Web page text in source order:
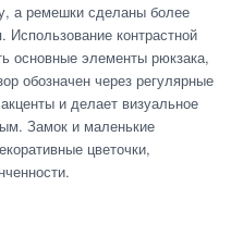
а ремешки сделаны более
контрастной
основные элементы рюкзака,
обозначен через регулярные
и делает визуальное
Замок и маленькие
цветочки,